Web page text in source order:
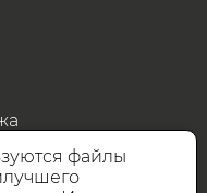
файлы